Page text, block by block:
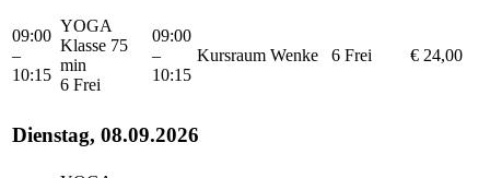
09:00
–
10:15
YOGA
Klasse 75
min
6 Frei
09:00
–
10:15
Kursraum Wenke 6 Frei € 24,00
Dienstag, 08.09.2026